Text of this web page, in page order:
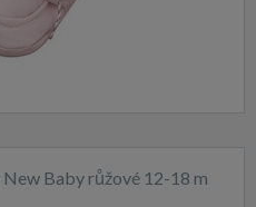
Baby růžové 12-18 m